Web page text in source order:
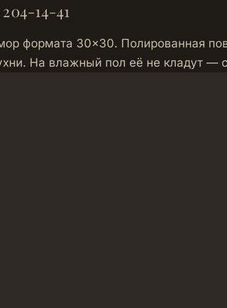
204-14-41
формата 30×30. Полированная
На влажный пол её не кладут —